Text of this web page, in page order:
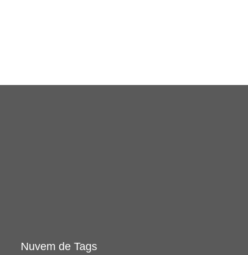
Nuvem de Tags